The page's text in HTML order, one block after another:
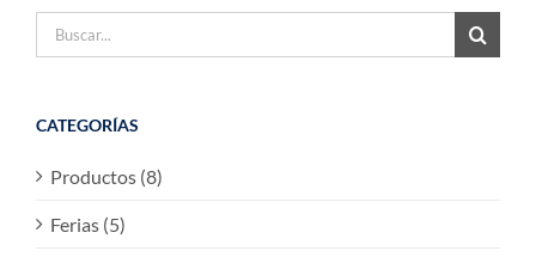
CATEGORÍAS
Productos (8)
Ferias (5)